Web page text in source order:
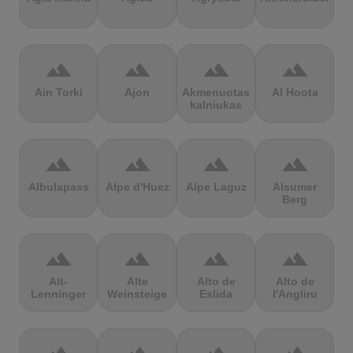
terrain
Ain Torki
terrain
Ajon
terrain
Akmenuotas
kalniukas
terrain
Al Hoota
terrain
Albulapass
terrain
Alpe d'Huez
terrain
Alpe Laguz
terrain
Alsumer
Berg
terrain
Alt-
Lenninger
terrain
Alte
Weinsteige
terrain
Alto de
Eslida
terrain
Alto de
l'Angliru